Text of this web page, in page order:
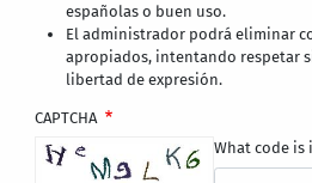
españolas o buen uso.
El administrador podrá eliminar
apropiados, intentando respetar
libertad de expresión.
CAPTCHA
What code is